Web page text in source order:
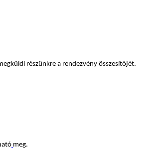
részünkre a rendezvény összesítőjét.
meg.